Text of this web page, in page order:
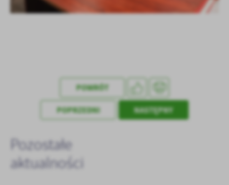
POWRÓT
POPRZEDNI NASTĘPNY
Pozostałe
aktualności